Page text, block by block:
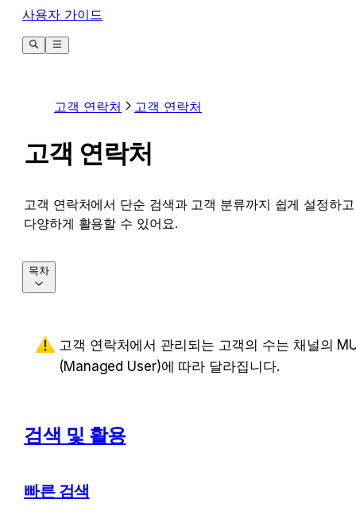
사용자 가이드
고객 연락처 고객 연락처
고객 연락처
고객 연락처에서 단순 검색과 고객 분류까지 쉽게 설정하고
다양하게 활용할 수 있어요.
고객 연락처에서 관리되는 고객의 수는 채널의
(Managed User)에 따라 달라집니다.
검색 및 활용
빠른 검색
목차